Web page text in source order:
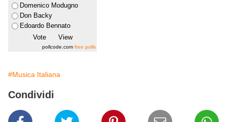
Domenico Modugno
Don Backy
Edoardo Bennato
pollcode.com free polls
#Musica Italiana
Condividi